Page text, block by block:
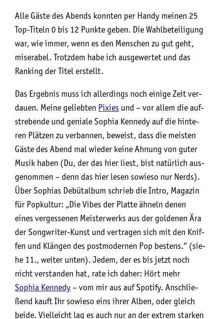
Alle Gäs­te des Abends konn­ten per Han­dy meinen 25
Top-Titeln 0 bis 12 Punk­te geben. Die Wahl­be­tei­li­gung
war, wie immer, wenn es den Men­schen zu gut geht,
mise­ra­bel. Trotz­dem habe ich aus­ge­wer­tet und das
Ran­king der Titel erstellt.
Das Ergeb­nis muss ich aller­dings noch eini­ge Zeit ver­
dau­en. Mei­ne gelieb­ten Pixies und – vor allem die auf­
stre­ben­de und genia­le Sophia Ken­ne­dy auf die hin­te­
ren Plät­zen zu ver­ban­nen, beweist, dass die meis­ten
Gäs­te des Abend mal wie­der kei­ne Ahnung von guter
Musik haben (Du, der das hier liest, bist natür­lich aus­
ge­nom­men – denn das hier lesen sowie­so nur Nerds).
Über Sophi­as Debüt­al­bum schrieb die Intro, Maga­zin
für Pop­kul­tur: „Die Vibes der Plat­te ähneln denen
eines ver­ges­se­nen Meis­ter­werks aus der gol­de­nen Ära
der Song­wri­ter-Kunst und ver­tra­gen sich mit den Knif­
fen und Klän­gen des post­mo­der­nen Pop bes­tens.“ (sie­
he 11., wei­ter unten). Jedem, der es bis jetzt noch
nicht ver­stan­den hat, rate ich daher: Hört mehr
Sophia Ken­ne­dy– vom mir aus auf Spo­ti­fy. Anschlie­
ßend kauft Ihr sowie­so eins ihrer Alben, oder gleich
bei­de. Viel­leicht lag es auch nur an der extrem star­ken